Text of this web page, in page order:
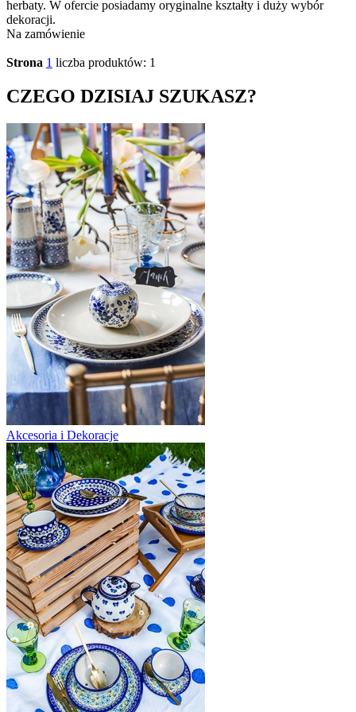
herbaty. W ofercie posiadamy oryginalne kształty i duży wybór
dekoracji.
Na zamówienie
Strona 1 liczba produktów: 1
CZEGO DZISIAJ SZUKASZ?
Akcesoria i Dekoracje